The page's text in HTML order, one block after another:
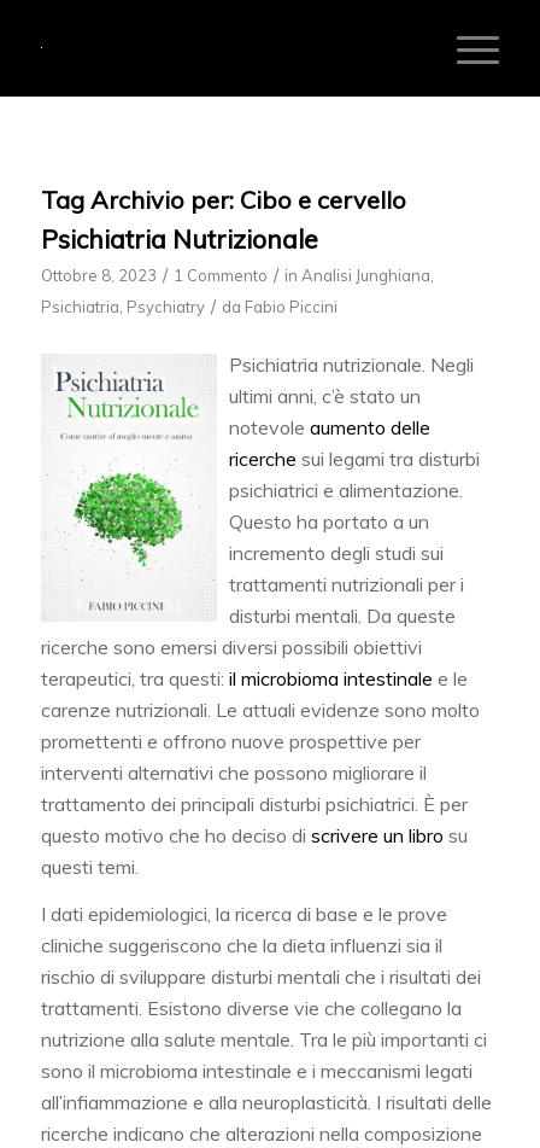
Tag Archivio per: Cibo e cervello
Psichiatria Nutrizionale
Ottobre 8, 2023 / 1 Commento / in Analisi Junghiana
Psichiatria Psychiatry / da Fabio Piccini
Psichiatria nutrizionale. Negli
ultimi anni, c’è stato un
notevole aumento delle
ricerche sui legami tra disturbi
psichiatrici e alimentazione.
Questo ha portato a un
incremento degli studi sui
trattamenti nutrizionali per i
disturbi mentali. Da queste
ricerche sono emersi diversi possibili obiettivi
terapeutici, tra questi: il microbioma intestinale e le
carenze nutrizionali. Le attuali evidenze sono molto
promettenti e offrono nuove prospettive per
interventi alternativi che possono migliorare il
trattamento dei principali disturbi psichiatrici. È per
questo motivo che ho deciso di scrivere un libro su
questi temi.
I dati epidemiologici, la ricerca di base e le prove
cliniche suggeriscono che la dieta influenzi sia il
rischio di sviluppare disturbi mentali che i risultati dei
trattamenti. Esistono diverse vie che collegano la
nutrizione alla salute mentale. Tra le più importanti ci
sono il microbioma intestinale e i meccanismi legati
all’infiammazione e alla neuroplasticità. I risultati delle
ricerche indicano che alterazioni nella composizione